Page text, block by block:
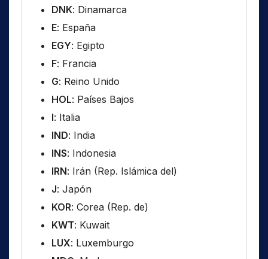
DNK: Dinamarca
E: España
EGY: Egipto
F: Francia
G: Reino Unido
HOL: Países Bajos
I: Italia
IND: India
INS: Indonesia
IRN: Irán (Rep. Islámica del)
J: Japón
KOR: Corea (Rep. de)
KWT: Kuwait
LUX: Luxemburgo